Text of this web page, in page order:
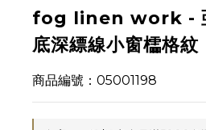
fog linen work -
底深縹線小窗櫺格紋
商品編號：05001198